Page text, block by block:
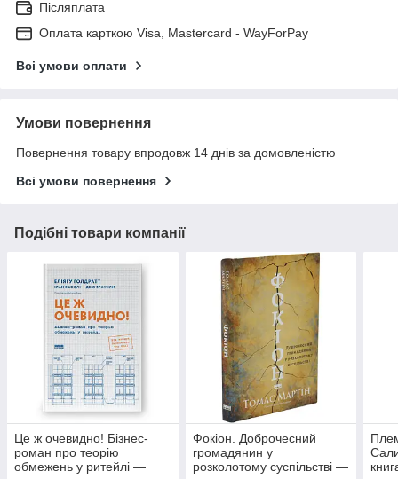
Післяплата
Оплата карткою Visa, Mastercard - WayForPay
Всі умови оплати
Умови повернення
Повернення товару впродовж 14 днів за домовленістю
Всі умови повернення
Подібні товари компанії
Це ж очевидно! Бізнес-
роман про теорію
обмежень у ритейлі —
Фокіон. Доброчесний
громадянин у
розколотому суспільстві —